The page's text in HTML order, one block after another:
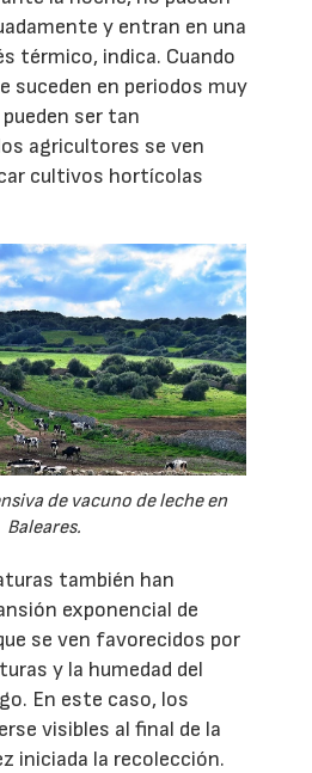
y entran en una
térmico, indica. Cuando
suceden en periodos muy
ser tan
agricultores se ven
cultivos hortícolas
de vacuno de leche en
Baleares.
también han
exponencial de
se ven favorecidos por
y la humedad del
En este caso, los
visibles al final de la
iniciada la recolección.